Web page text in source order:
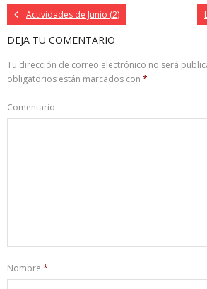
Actividades de Junio (2)
DEJA TU COMENTARIO
Tu dirección de correo electrónico no será
obligatorios están marcados con *
Comentario
Nombre *